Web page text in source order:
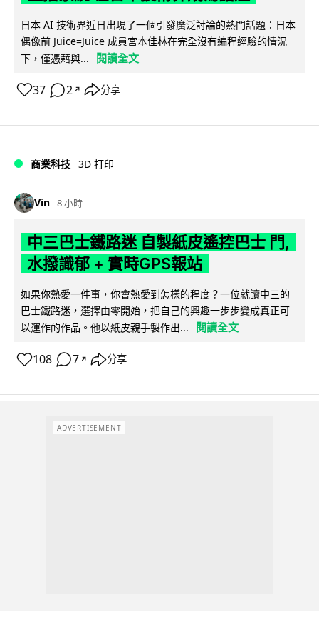
日本 AI 技術界近日出現了一個引發廣泛討論的熱門話題：日本
偶像前 Juice=Juice 成員宮本佳林在完全沒有編程經驗的情況
下，僅憑藉與...
閱讀全文
37 2 ↗ 分享
商業科技 3D 打印
Vin 8 小時
中三巴士鐵路迷 自製紙皮遙控巴士 門,
水撥識郁 + 實時GPS報站
如果你熱愛一件事，你會熱愛到怎樣的程度？一位就讀中三的
巴士鐵路迷，選擇由零開始，把自己的興趣一步步變成真正可
以運作的作品。他以紙皮親手製作出...
閱讀全文
108 7 ↗ 分享
ADVERTISEMENT